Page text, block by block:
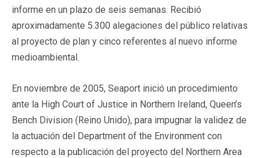
informe en un plazo de seis semanas. Recibió
aproximadamente 5.300 alegaciones del público relativas
al proyecto de plan y cinco referentes al nuevo informe
medioambiental.
En noviembre de 2005, Seaport inició un procedimiento
ante la High Court of Justice in Northern Ireland, Queen’s
Bench Division (Reino Unido), para impugnar la validez de
la actuación del Department of the Environment con
respecto a la publicación del proyecto del Northern Area